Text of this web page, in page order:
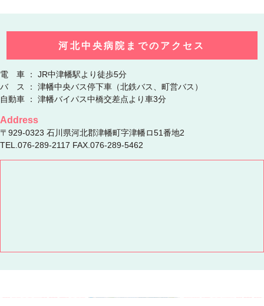
河北中央病院までのアクセス
電 車 ： JR中津幡駅より徒歩5分
バ ス ： 津幡中央バス停下車（北鉄バス、町営バス）
自動車 ： 津幡バイパス中橋交差点より車3分
Address
〒929-0323 石川県河北郡津幡町字津幡ロ51番地2
TEL.076-289-2117 FAX.076-289-5462